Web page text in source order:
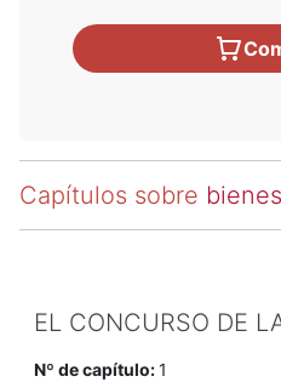
Capítulos sobre
EL CONCURSO DE
Nº de capítulo:1